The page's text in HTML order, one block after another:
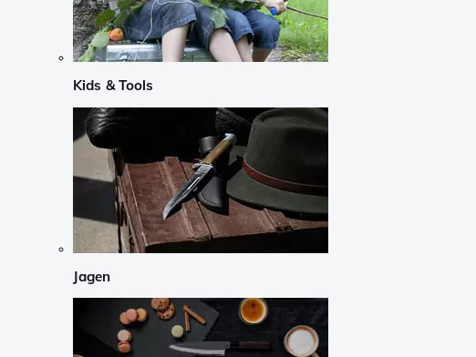
Kids & Tools
Jagen